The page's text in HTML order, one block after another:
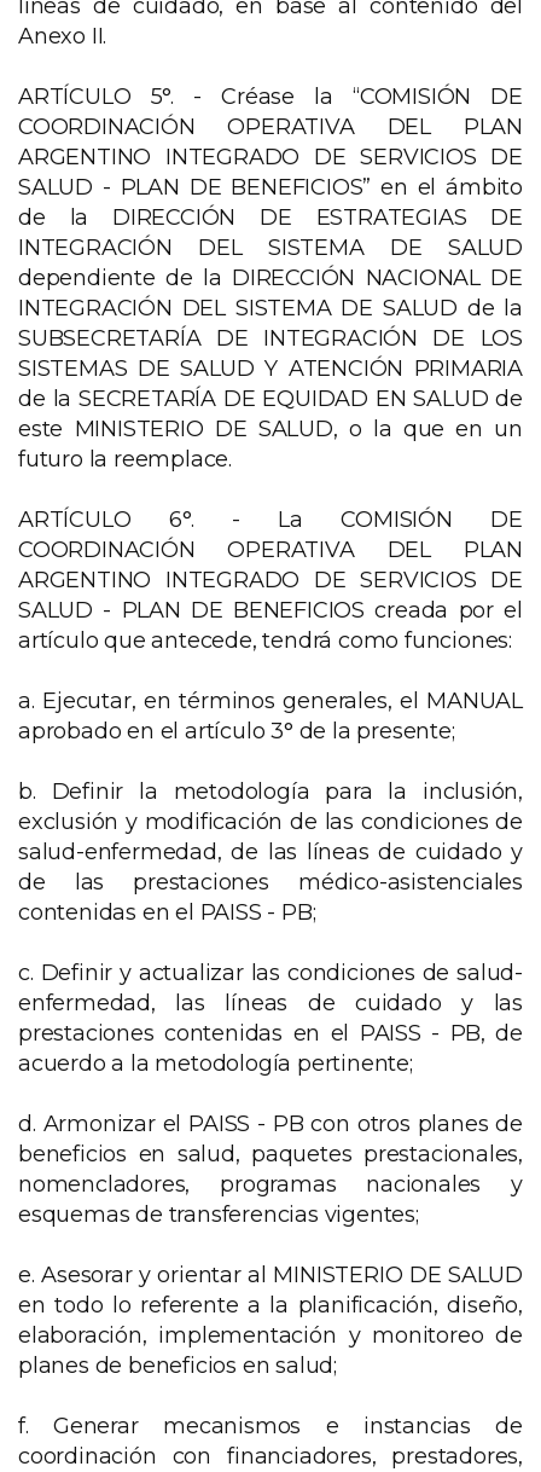
líneas de cuidado, en base al contenido del
Anexo II.
ARTÍCULO 5°. - Créase la “COMISIÓN DE
COORDINACIÓN OPERATIVA DEL PLAN
ARGENTINO INTEGRADO DE SERVICIOS DE
SALUD - PLAN DE BENEFICIOS” en el ámbito
de la DIRECCIÓN DE ESTRATEGIAS DE
INTEGRACIÓN DEL SISTEMA DE SALUD
dependiente de la DIRECCIÓN NACIONAL DE
INTEGRACIÓN DEL SISTEMA DE SALUD de la
SUBSECRETARÍA DE INTEGRACIÓN DE LOS
SISTEMAS DE SALUD Y ATENCIÓN PRIMARIA
de la SECRETARÍA DE EQUIDAD EN SALUD de
este MINISTERIO DE SALUD, o la que en un
futuro la reemplace.
ARTÍCULO 6°. - La COMISIÓN DE
COORDINACIÓN OPERATIVA DEL PLAN
ARGENTINO INTEGRADO DE SERVICIOS DE
SALUD - PLAN DE BENEFICIOS creada por el
artículo que antecede, tendrá como funciones:
a. Ejecutar, en términos generales, el MANUAL
aprobado en el artículo 3° de la presente;
b. Definir la metodología para la inclusión,
exclusión y modificación de las condiciones de
salud-enfermedad, de las líneas de cuidado y
de las prestaciones médico-asistenciales
contenidas en el PAISS - PB;
c. Definir y actualizar las condiciones de salud-
enfermedad, las líneas de cuidado y las
prestaciones contenidas en el PAISS - PB, de
acuerdo a la metodología pertinente;
d. Armonizar el PAISS - PB con otros planes de
beneficios en salud, paquetes prestacionales,
nomencladores, programas nacionales y
esquemas de transferencias vigentes;
e. Asesorar y orientar al MINISTERIO DE SALUD
en todo lo referente a la planificación, diseño,
elaboración, implementación y monitoreo de
planes de beneficios en salud;
f. Generar mecanismos e instancias de
coordinación con financiadores, prestadores,